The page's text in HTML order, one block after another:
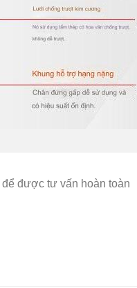
để được tư vấn hoàn toàn